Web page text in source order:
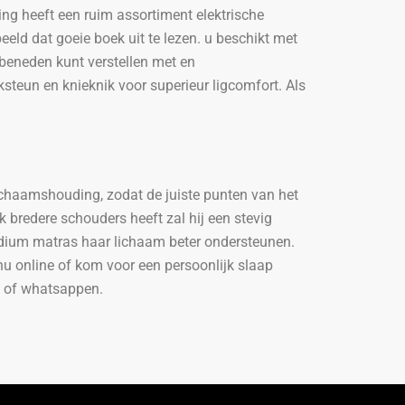
heeft een ruim assortiment elektrische
dat goeie boek uit te lezen. u beschikt met
kunt verstellen met en
en knieknik voor superieur ligcomfort. Als
zodat de juiste punten van het
schouders heeft zal hij een stevig
matras haar lichaam beter ondersteunen.
online of kom voor een persoonlijk slaap
of whatsappen.